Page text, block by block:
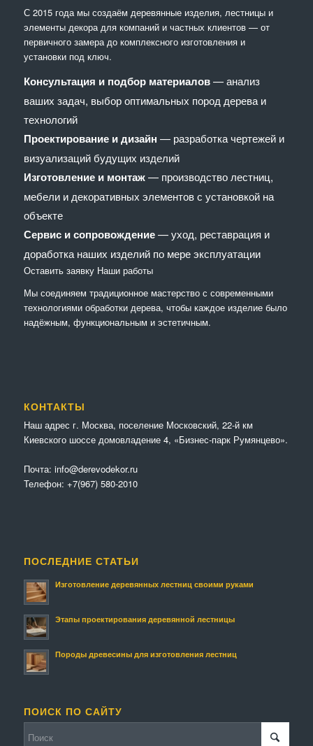
С 2015 года мы создаём деревянные изделия, лестницы и
элементы декора для компаний и частных клиентов — от
первичного замера до комплексного изготовления и
установки под ключ.
Консультация и подбор материалов— анализ
ваших задач, выбор оптимальных пород дерева и
технологий
Проектирование и дизайн — разработка чертежей и
визуализаций будущих изделий
Изготовление и монтаж— производство лестниц,
мебели и декоративных элементов с установкой на
объекте
Сервис и сопровождение— уход, реставрация и
доработка наших изделий по мере эксплуатации
Оставить заявку Наши работы
Мы соединяем традиционное мастерство с современными
технологиями обработки дерева, чтобы каждое изделие было
надёжным, функциональным и эстетичным.
КОНТАКТЫ
Наш адрес г. Москва, поселение Московский, 22-й км
Киевского шоссе домовладение 4, «Бизнес-парк Румянцево».
Почта: info@derevodekor.ru
Телефон: +7(967) 580-2010
ПОСЛЕДНИЕ СТАТЬИ
Изготовление деревянных лестниц своими руками
Этапы проектирования деревянной лестницы
Породы древесины для изготовления лестниц
ПОИСК ПО САЙТУ